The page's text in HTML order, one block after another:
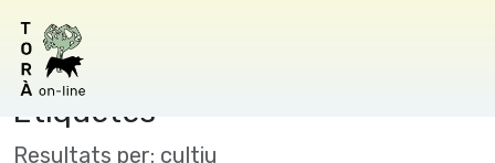
Etiquetes
Resultats per: cultiu